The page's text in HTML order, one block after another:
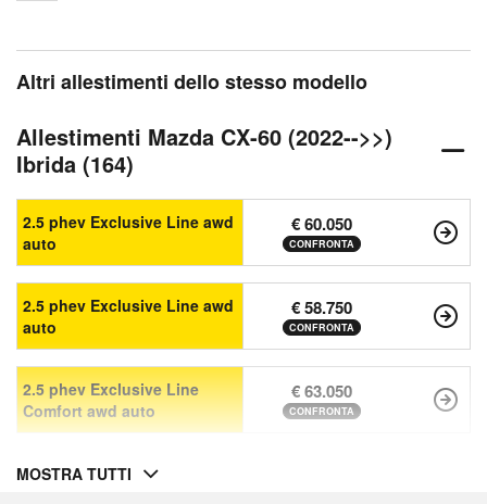
Altri allestimenti dello stesso modello
Allestimenti Mazda CX-60 (2022-->>)
Ibrida (164)
2.5 phev Exclusive Line awd
auto
€ 60.050
CONFRONTA
2.5 phev Exclusive Line awd
auto
€ 58.750
CONFRONTA
2.5 phev Exclusive Line
Comfort awd auto
€ 63.050
CONFRONTA
MOSTRA TUTTI